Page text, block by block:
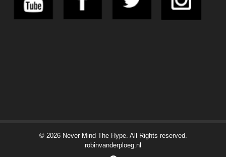
© 2026 Never Mind The Hype. All Rights reserved.
robinvanderploeg.nl